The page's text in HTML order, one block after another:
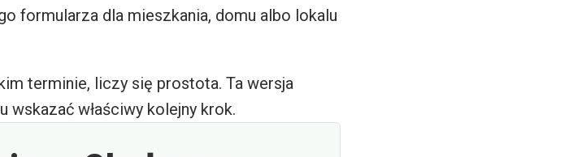
formularza dla mieszkania, domu albo lokalu
terminie, liczy się prostota. Ta wersja
wskazać właściwy kolejny krok.